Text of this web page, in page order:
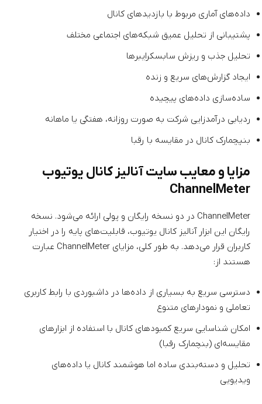
داده‌های آماری مربوط با بازدیدهای کانال
پشتیبانی از تحلیل عمیق شبکه‌های اجتماعی مختلف
تحلیل جذب و ریزش سابسکرایبرها
ایجاد گزارش‌های سریع و زنده
ساده‌سازی داده‌های پیچیده
ردیابی درآمدزایی شرکت به صورت روزانه، هفتگی یا ماهانه
بنپچمارک کانال در مقایسه با رقبا
مزایا و معایب سایت آنالیز کانال یوتیوب
ChannelMeter
ChannelMeter در دو نسخه رایگان و پولی ارائه می‌شود. نسخه
رایگان این ابزار آنالیز کانال یوتیوب، قابلیت‌های پایه را در اختیار
کاربران قرار می‌دهد. به طور کلی، مزایای ChannelMeter عبارت
هستند از:
دسترسی سریع به بسیاری از داده‌ها در داشبوردی با رابط کاربری
تعاملی و نمودارهای متنوع
امکان شناسایی سریع کمبودهای کانال با استفاده از ابزارهای
مقایسه‌ای (بنچمارک رقبا)
تحلیل و دسته‌بندی ساده اما هوشمند کانال یا داده‌های
ویدیویی